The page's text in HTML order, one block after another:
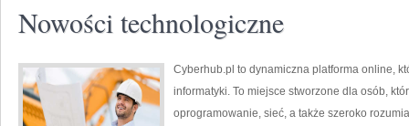
Nowości technologiczne
Cyberhub.pl to dynamiczna platforma online,
informatyki. To miejsce stworzone dla osób,
oprogramowanie, sieć, a także szeroko